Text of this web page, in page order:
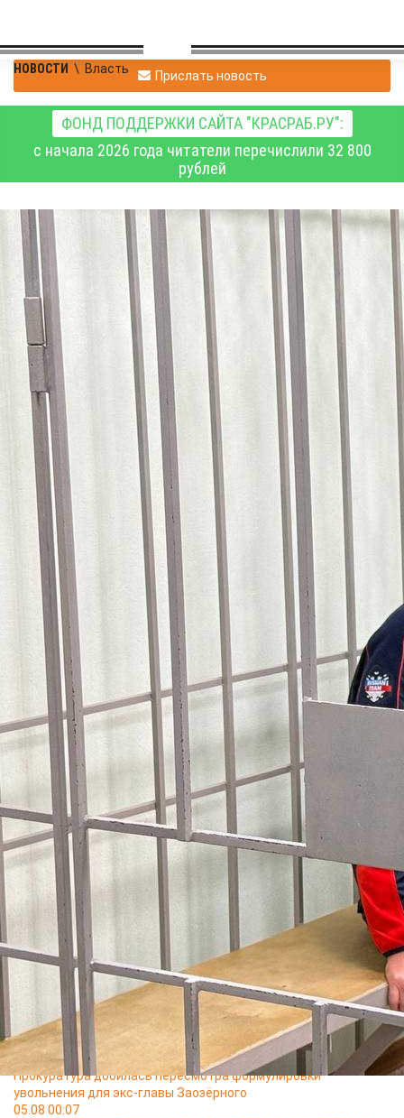
НОВОСТИ \ Власть Прислать новость
ФОНД ПОДДЕРЖКИ САЙТА "КРАСРАБ.РУ":
с начала 2026 года читатели перечислили 32 800
рублей
Минимум 2 месяца
проведёт в СИЗО
бывший назаровский
градоначальник
Владимир Саар
Власть
08.10.2025 16:51
Фото:
Прокуратура Красноярского края
Накануне было возбуждено уголовное дело о получении
взятки экс-главой города Назарово Владимиром Сааром.
Предварительно установлено, что в период с 2023 по 2024
год мэр достиг договоренности с ООО «ПромСтрой» о
получении незаконного денежного вознаграждения. Взятка
предназначалась за предоставление преимуществ при
заключении и исполнении муниципальных контрактов на
выполнение дорожно-строительных работ в городе Назарово
и составила 3,5 миллиона рублей.
Бывший чиновник помог ООО «ПромСтрой» одержать победу
в конкурсной процедуре и заключить контракт на сумму 100
миллионов рублей.
В суде прокурор настаивал на заключении бывшего
чиновника под стражу в связи с рисками, что обвиняемый
может скрыться от следствия и оказать давление на
свидетелей.
Суд избрал меру пресечения в виде заключения под стражу.
Саар будет находиться в СИЗО до 6 декабря 2025 года.
Читайте также
05.08 15:15
Прокуратура добилась пересмотра формулировки
увольнения для экс-главы Заозёрного
05.08 00:07